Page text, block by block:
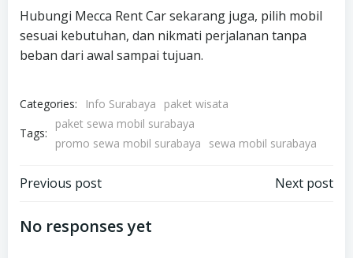
Hubungi Mecca Rent Car sekarang juga, pilih mobil
sesuai kebutuhan, dan nikmati perjalanan tanpa
beban dari awal sampai tujuan.
Categories: Info Surabaya
paket wisata
Tags:
paket sewa mobil surabaya
promo sewa mobil surabaya
sewa mobil surabaya
Post
navigation
Previous post Next post
No responses yet